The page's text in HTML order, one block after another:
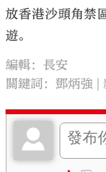
放香港沙頭角禁
遊。
編輯：長安
關鍵詞：鄧炳強